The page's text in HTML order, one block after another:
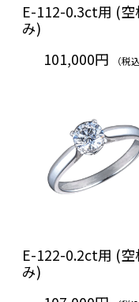
E-112-0.3ct用 (空
み)
101,000円
（税
E-122-0.2ct用 (空
み)